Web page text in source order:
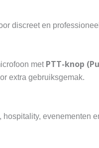
discreet en
met PTT-knop
extra gebruiksgemak.
evenementen